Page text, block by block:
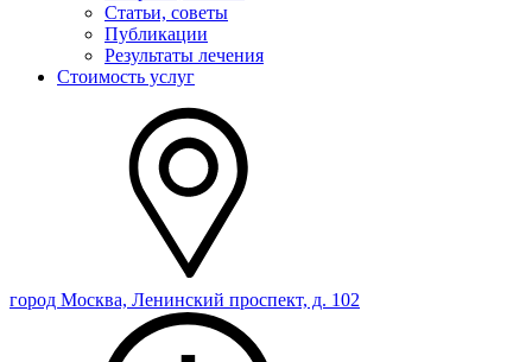
Статьи, советы
Публикации
Результаты лечения
Стоимость услуг
город Москва, Ленинский проспект, д. 102